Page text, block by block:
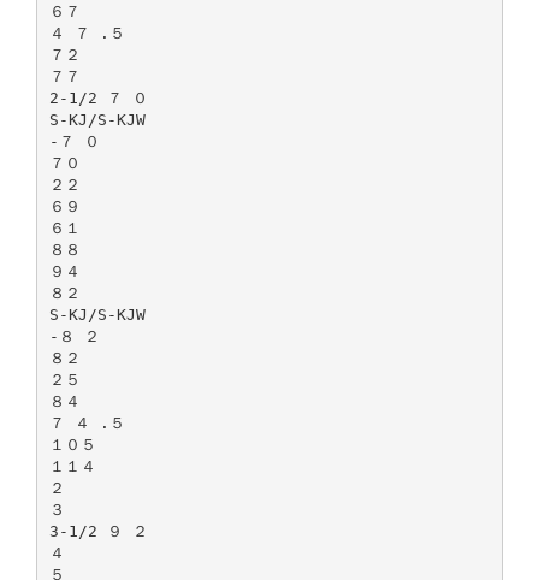
６７
４ ７ .５
７２
７７
2-1/2 ７ ０
S-KJ/S-KJW
-７ ０
７０
２２
６９
６１
８８
９４
８２
S-KJ/S-KJW
-８ ２
８２
２５
８４
７ ４ .５
１０５
１１４
２
３
3-1/2 ９ ２
４
５